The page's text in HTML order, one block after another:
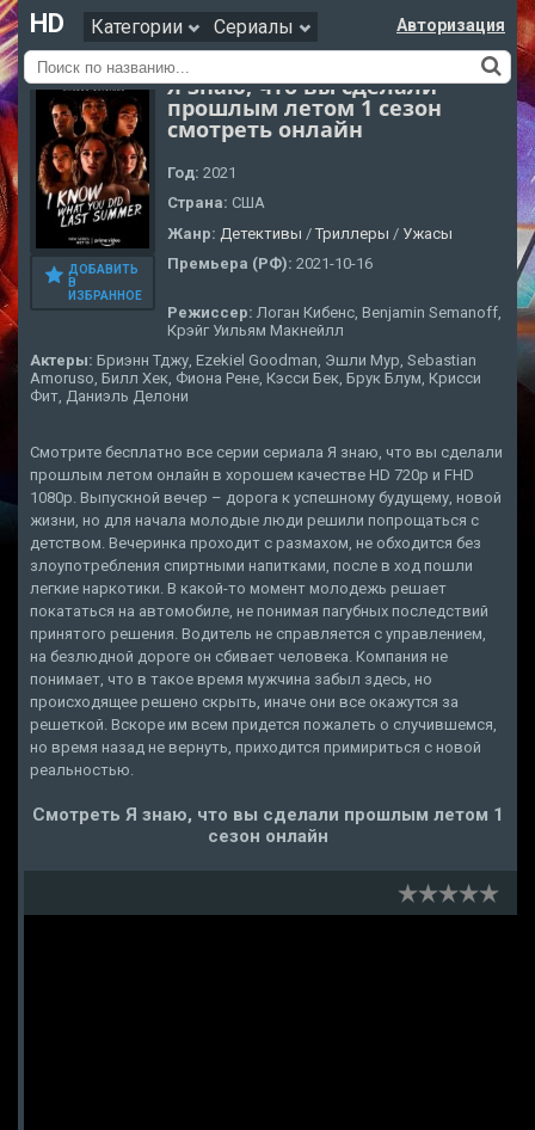
HD Категории Сериалы Авторизация
ДОБАВИТЬ
В
ИЗБРАННОЕ
Я знаю, что вы сделали
прошлым летом 1 сезон
смотреть онлайн
Год: 2021
Страна: США
Жанр: Детективы / Триллеры / Ужасы
Премьера (РФ): 2021-10-16
Режиссер: Логан Кибенс, Benjamin Semanoff,
Крэйг Уильям Макнейлл
Актеры: Бриэнн Тджу, Ezekiel Goodman, Эшли Мур, Sebastian
Amoruso, Билл Хек, Фиона Рене, Кэсси Бек, Брук Блум, Крисси
Фит, Даниэль Делони
Смотрите бесплатно все серии сериала Я знаю, что вы сделали
прошлым летом онлайн в хорошем качестве HD 720p и FHD
1080p. Выпускной вечер – дорога к успешному будущему, новой
жизни, но для начала молодые люди решили попрощаться с
детством. Вечеринка проходит с размахом, не обходится без
злоупотребления спиртными напитками, после в ход пошли
легкие наркотики. В какой-то момент молодежь решает
покататься на автомобиле, не понимая пагубных последствий
принятого решения. Водитель не справляется с управлением,
на безлюдной дороге он сбивает человека. Компания не
понимает, что в такое время мужчина забыл здесь, но
происходящее решено скрыть, иначе они все окажутся за
решеткой. Вскоре им всем придется пожалеть о случившемся,
но время назад не вернуть, приходится примириться с новой
реальностью.
Смотреть Я знаю, что вы сделали прошлым летом 1
сезон онлайн